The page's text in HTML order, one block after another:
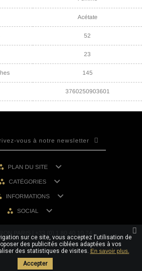
Acétate
52
23
145
3760250903601
PLAN DU SITE 
CATÉGORIES 
INFORMATIONS 
SOCIAL 
sur ce site, vous acceptez l'utilisation de
des publicités ciblées adaptées à vos
des statistiques de visites. En savoir plus.
Accepter